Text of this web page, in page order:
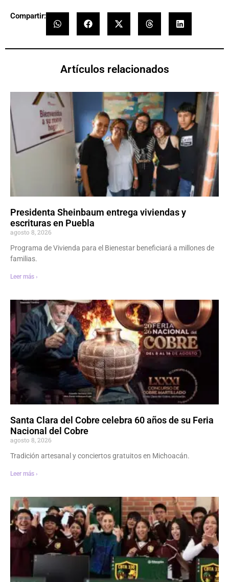
Compartir:
Artículos relacionados
Presidenta Sheinbaum entrega viviendas y
escrituras en Puebla
agosto 8, 2026
Programa de Vivienda para el Bienestar beneficiará a millones de
familias.
Leer más ›
Santa Clara del Cobre celebra 60 años de su Feria
Nacional del Cobre
agosto 8, 2026
Tradición artesanal y conciertos gratuitos en Michoacán.
Leer más ›